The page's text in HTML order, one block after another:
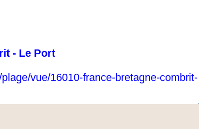
- Le Port
vue/16010-france-bretagne-combrit-